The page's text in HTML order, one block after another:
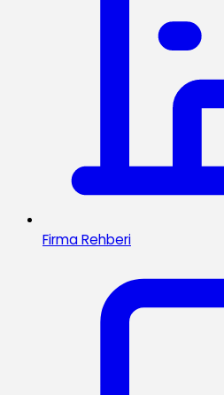
Firma Rehberi